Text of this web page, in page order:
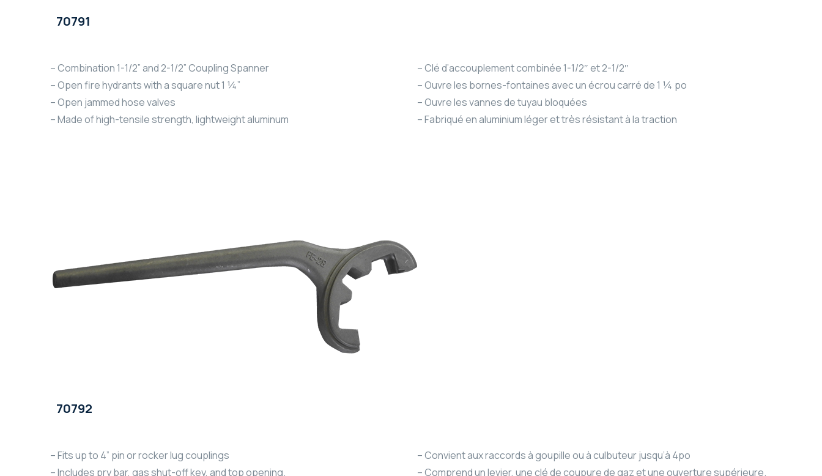
70791
– Combination 1-1/2” and 2-1/2” Coupling Spanner
– Open fire hydrants with a square nut 1 ¼”
– Open jammed hose valves
– Made of high-tensile strength, lightweight aluminum
– Clé d’accouplement combinée 1-1/2″ et 2-1/2″
– Ouvre les bornes-fontaines avec un écrou carré de 1 ¼ po
– Ouvre les vannes de tuyau bloquées
– Fabriqué en aluminium léger et très résistant à la traction
70792
– Fits up to 4” pin or rocker lug couplings
– Includes pry bar, gas shut-off key, and top opening.
– Convient aux raccords à goupille ou à culbuteur jusqu’à 4po
– Comprend un levier, une clé de coupure de gaz et une ouverture supérieure.